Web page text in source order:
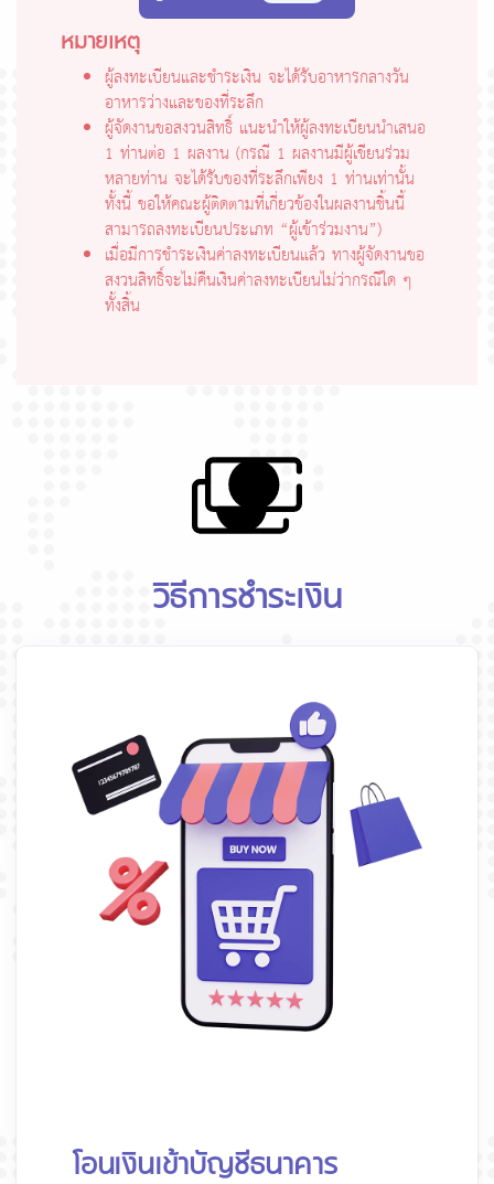
หมายเหตุ
ผู้ลงทะเบียนและชำระเงิน จะได้รับอาหารกลางวัน
อาหารว่างและของที่ระลึก
ผู้จัดงานขอสงวนสิทธิ์ แนะนำให้ผู้ลงทะเบียนนำเสนอ
1 ท่านต่อ 1 ผลงาน (กรณี 1 ผลงานมีผู้เขียนร่วม
หลายท่าน จะได้รับของที่ระลึกเพียง 1 ท่านเท่านั้น
ทั้งนี้ ขอให้คณะผู้ติดตามที่เกี่ยวข้องในผลงานชิ้นนี้
สามารถลงทะเบียนประเภท “ผู้เข้าร่วมงาน”)
เมื่อมีการชำระเงินค่าลงทะเบียนแล้ว ทางผู้จัดงานขอ
สงวนสิทธิ์จะไม่คืนเงินค่าลงทะเบียนไม่ว่ากรณีใด ๆ
ทั้งสิ้น
วิธีการชำระเงิน
โอนเงินเข้าบัญชีธนาคาร